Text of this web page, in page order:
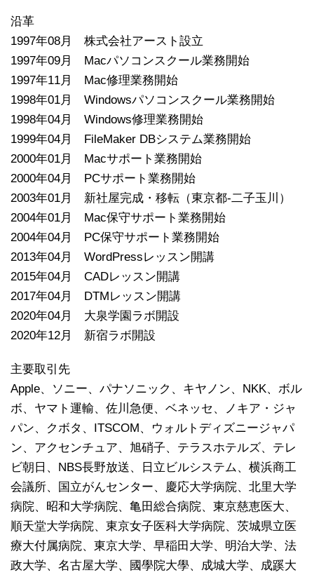
沿革
1997年08月 株式会社アースト設立
1997年09月 Macパソコンスクール業務開始
1997年11月 Mac修理業務開始
1998年01月 Windowsパソコンスクール業務開始
1998年04月 Windows修理業務開始
1999年04月 FileMaker DBシステム業務開始
2000年01月 Macサポート業務開始
2000年04月 PCサポート業務開始
2003年01月 新社屋完成・移転（東京都-二子玉川）
2004年01月 Mac保守サポート業務開始
2004年04月 PC保守サポート業務開始
2013年04月 WordPressレッスン開講
2015年04月 CADレッスン開講
2017年04月 DTMレッスン開講
2020年04月 大泉学園ラボ開設
2020年12月 新宿ラボ開設
主要取引先
Apple、ソニー、パナソニック、キヤノン、NKK、ボル
ボ、ヤマト運輸、佐川急便、ベネッセ、ノキア・ジャ
パン、クボタ、ITSCOM、ウォルトディズニージャパ
ン、アクセンチュア、旭硝子、テラスホテルズ、テレ
ビ朝日、NBS長野放送、日立ビルシステム、横浜商工
会議所、国立がんセンター、慶応大学病院、北里大学
病院、昭和大学病院、亀田総合病院、東京慈恵医大、
順天堂大学病院、東京女子医科大学病院、茨城県立医
療大付属病院、東京大学、早稲田大学、明治大学、法
政大学、名古屋大学、國學院大學、成城大学、成蹊大